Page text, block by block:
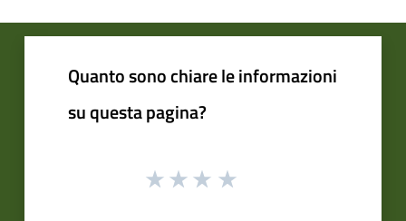
Quanto sono chiare le informazioni
su questa pagina?